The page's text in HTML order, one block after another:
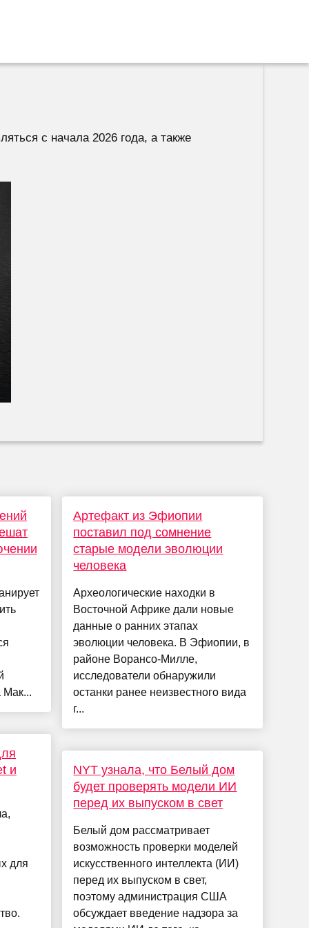
с начала 2026 года, а также
Мак...
и
для
Артефакт из Эфиопии
поставил под сомнение
старые модели эволюции
человека
Археологические находки в
Восточной Африке дали новые
данные о ранних этапах
эволюции человека. В Эфиопии, в
районе Ворансо-Милле,
исследователи обнаружили
останки ранее неизвестного вида
г...
NYT узнала, что Белый дом
будет проверять модели ИИ
перед их выпуском в свет
Белый дом рассматривает
возможность проверки моделей
искусственного интеллекта (ИИ)
перед их выпуском в свет,
поэтому администрация США
обсуждает введение надзора за